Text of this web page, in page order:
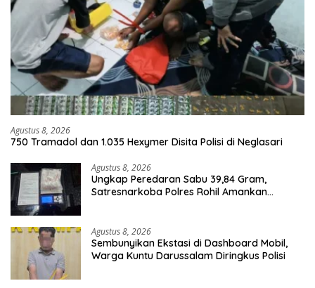
Agustus 8, 2026
750 Tramadol dan 1.035 Hexymer Disita Polisi di Neglasari
Agustus 8, 2026
Ungkap Peredaran Sabu 39,84 Gram,
Satresnarkoba Polres Rohil Amankan
Agustus 8, 2026
Sembunyikan Ekstasi di Dashboard Mobil,
Warga Kuntu Darussalam Diringkus Polisi